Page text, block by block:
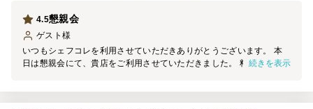
懇親会
4.5
ゲスト 様
いつもシェフコレを利用させていただきありがとうございます。 本
日は懇親会にて、貴店をご利用させていただきました。 料理の見た
続きを表示